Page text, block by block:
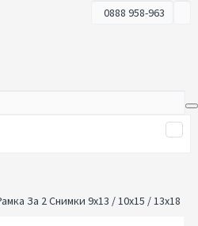
0888 958-963
За 2 Снимки 9x13 / 10x15 / 13x18